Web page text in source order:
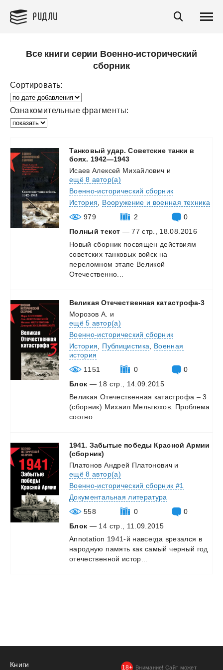
РИДЛИ
Все книги серии Военно-исторический
сборник
Сортировать:
Ознакомительные фрагменты:
Танковый удар. Советские танки в
боях. 1942—1943
Исаев Алексей Михайлович и
ещё 8 автор(а)
Военно-исторический сборник
История
Вооружение и военная техника
979
2
0
Полный текст — 77 стр., 18.08.2016
Новый сборник посвящен действиям
советских танковых войск на
переломном этапе Великой
Отечественно...
Великая Отечественная катастрофа-3
Морозов А.
и
ещё 5 автор(а)
Военно-исторический сборник
История
Публицистика
Военная
история
1151
0
0
Блок — 18 стр., 14.09.2015
Великая Отечественная катастрофа – 3
(сборник) Михаил Мельтюхов.
Проблема
соотно...
1941. Забытые победы Красной Армии
(сборник)
Платонов Андрей Платонович и
ещё 8 автор(а)
Военно-исторический сборник #1
Документальная литература
558
0
0
Блок — 14 стр., 11.09.2015
Annotation 1941-й навсегда врезался в
народную память как самый черный год
отечественной истор...
Книги Внимание! Сайт может